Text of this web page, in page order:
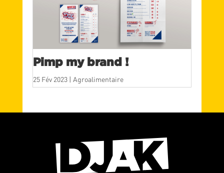
Pimp my brand !
25 Fév 2023| Agroalimentaire